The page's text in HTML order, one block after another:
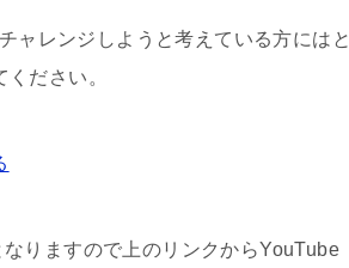
ャレンジしようと考えている方にはと
ださい。
りますので上のリンクからYouTube